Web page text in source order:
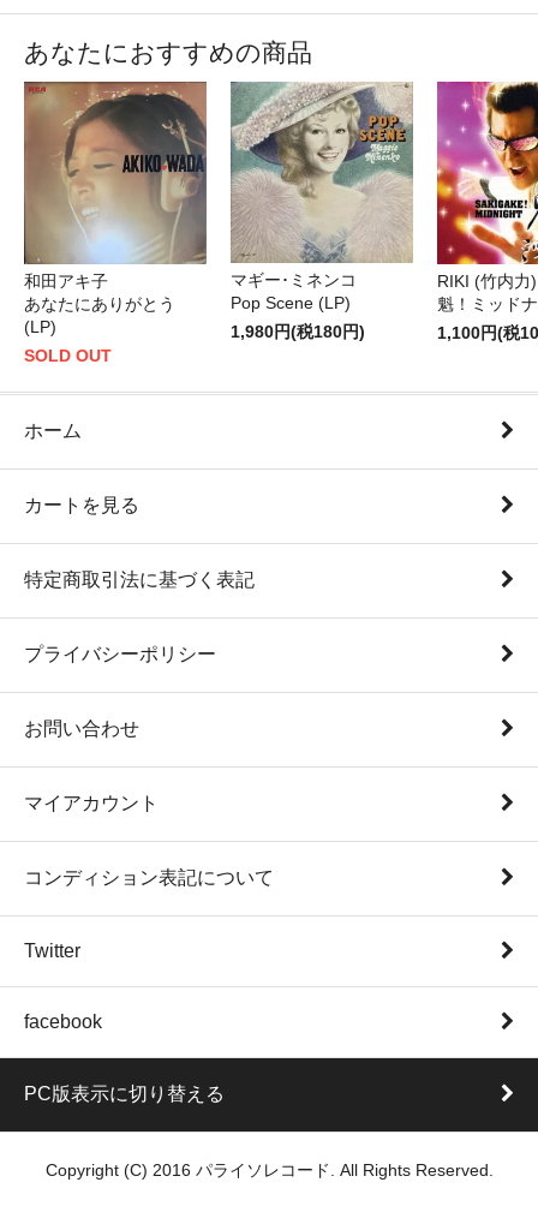
あなたにおすすめの商品
和田アキ子
あなたにありがとう
(LP)
SOLD OUT
マギー･ミネンコ
Pop Scene (LP)
1,980円(税180円)
RIKI (竹内力)
魁！ミッド
1,100円(税
ホーム
カートを見る
特定商取引法に基づく表記
プライバシーポリシー
お問い合わせ
マイアカウント
コンディション表記について
Twitter
facebook
PC版表示に切り替える
Copyright (C) 2016 パライソレコード. All Rights Reserved.